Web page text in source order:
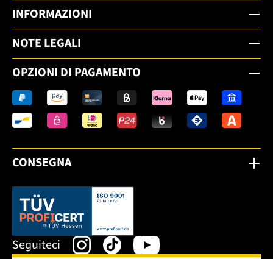
INFORMAZIONI
NOTE LEGALI
OPZIONI DI PAGAMENTO
CONSEGNA
Dieser Link öffnet sich in einem neuen Tab.
Seguiteci